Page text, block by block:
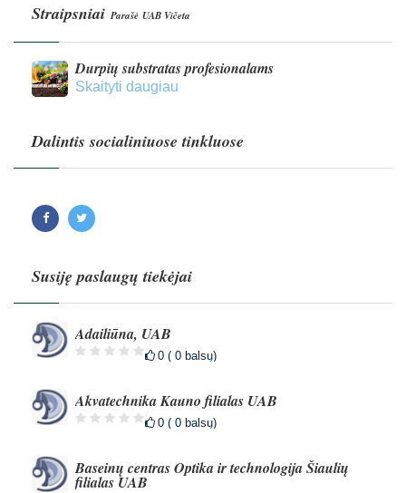
Straipsniai Parašė UAB Vičeta
Durpių substratas profesionalams
Skaityti daugiau
Dalintis socialiniuose tinkluose
Susiję paslaugų tiekėjai
Adailiūna, UAB
0 ( 0 balsų)
Akvatechnika Kauno filialas UAB
0 ( 0 balsų)
Baseinų centras Optika ir technologija Šiaulių
filialas UAB